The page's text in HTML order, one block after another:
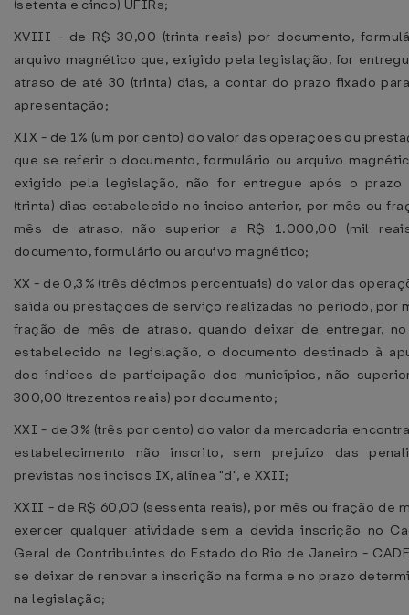
(setenta e cinco) UFIRs;
XVIII - de R$ 30,00 (trinta reais) por documento,
arquivo magnético que, exigido pela legislação, for
atraso de até 30 (trinta) dias, a contar do prazo fixado
apresentação;
XIX - de 1% (um por cento) do valor das operações ou
que se referir o documento, formulário ou arquivo
exigido pela legislação, não for entregue após o
(trinta) dias estabelecido no inciso anterior, por mês ou
mês de atraso, não superior a R$ 1.000,00 (mil
documento, formulário ou arquivo magnético;
XX - de 0,3% (três décimos percentuais) do valor das
saída ou prestações de serviço realizadas no período, por
fração de mês de atraso, quando deixar de entregar,
estabelecido na legislação, o documento destinado à
dos índices de participação dos municípios, não
300,00 (trezentos reais) por documento;
XXI - de 3% (três por cento) do valor da mercadoria
estabelecimento não inscrito, sem prejuízo das
previstas nos incisos IX, alínea "d", e XXII;
XXII - de R$ 60,00 (sessenta reais), por mês ou fração de
exercer qualquer atividade sem a devida inscrição no
Geral de Contribuintes do Estado do Rio de Janeiro -
se deixar de renovar a inscrição na forma e no prazo
na legislação;